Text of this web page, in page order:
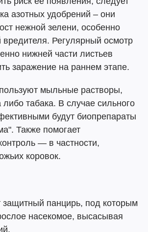
азотных удобрений – они
нежной зелени, особенно
Регулярный осмотр
нижней части листьев
заражение на раннем этапе.
мыльные растворы,
либо табака. В случае сильного
будут биопрепараты
Также помогает
— в частности,
коровок.
защитный панцирь, под которым
насекомое, высасывая